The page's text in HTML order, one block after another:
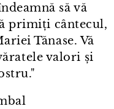
să vă
primiți cântecul,
Tănase. Vă
valori și